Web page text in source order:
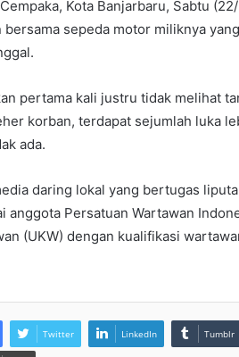
Kota Banjarbaru, Sabtu
sepeda motor miliknya
pertama kali justru tidak melihat
korban, terdapat sejumlah luka
ada.
daring lokal yang bertugas
anggota Persatuan Wartawan
(UKW) dengan kualifikasi
Twitter LinkedIn Tumblr